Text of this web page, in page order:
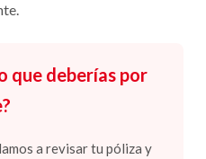
que deberías por
a revisar tu póliza y